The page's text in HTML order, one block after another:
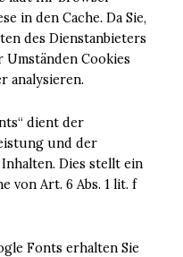
in den Cache. Da Sie,
des Dienstanbieters
Cookies
analysieren.
dient der
und der
Dies stellt ein
von Art. 6 Abs. 1 lit. f
Fonts erhalten Sie